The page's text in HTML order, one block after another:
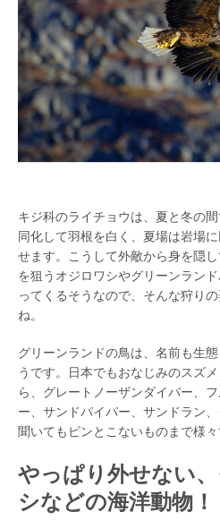
キジ科のライチョウは、夏と冬の
同化して羽根を白く、夏場は岩場
せます。こうして外敵から身を隠
を狙うオジロワシやグリーンラン
ってくるそうなので、そんな狩り
ね。
グリーンランドの鳥は、名前も生
うです。日本でもおなじみのスズ
ら、グレートノーザンダイバー、
ー、サンドパイパー、サンドラン
聞いてもピンとこないものまで様々
やっぱり外せない
シなどの海洋動物！